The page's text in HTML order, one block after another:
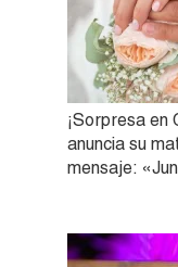
¡Sorpresa en
anuncia su
mensaje: